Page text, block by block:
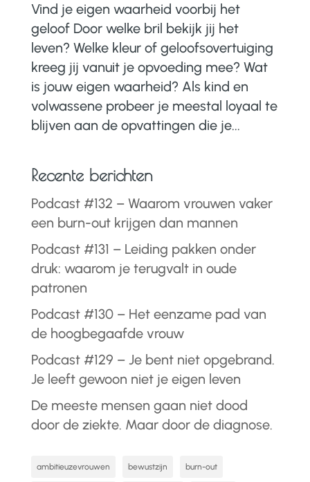
Vind je eigen waarheid voorbij het
geloof Door welke bril bekijk jij het
leven? Welke kleur of geloofsovertuiging
kreeg jij vanuit je opvoeding mee? Wat
is jouw eigen waarheid? Als kind en
volwassene probeer je meestal loyaal te
blijven aan de opvattingen die je...
Recente berichten
Podcast #132 – Waarom vrouwen vaker
een burn-out krijgen dan mannen
Podcast #131 – Leiding pakken onder
druk: waarom je terugvalt in oude
patronen
Podcast #130 – Het eenzame pad van
de hoogbegaafde vrouw
Podcast #129 – Je bent niet opgebrand.
Je leeft gewoon niet je eigen leven
De meeste mensen gaan niet dood
door de ziekte. Maar door de diagnose.
ambitieuzevrouwen bewustzijn burn-out